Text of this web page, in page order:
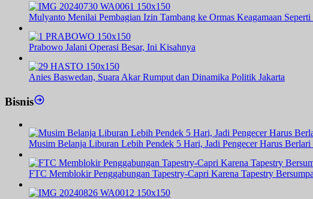
Mulyanto Menilai Pembagian Izin Tambang ke Ormas Keagamaan Seperti
Prabowo Jalani Operasi Besar, Ini Kisahnya
Anies Baswedan, Suara Akar Rumput dan Dinamika Politik Jakarta
Bisnis
Musim Belanja Liburan Lebih Pendek 5 Hari, Jadi Pengecer Harus
FTC Memblokir Penggabungan Tapestry-Capri Karena Tapestry